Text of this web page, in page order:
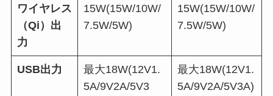
ワイヤレス
（Qi）出
力
15W(15W/10W/
7.5W/5W)
15W(15W/10W/
7.5W/5W)
USB出力
最大18W(12V1.
5A/9V2A/5V3
最大18W(12V1.
5A/9V2A/5V3A)